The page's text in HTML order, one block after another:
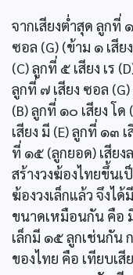
จากเสียงต่ำสุด ลูกที่
ซอล (G) (ข้าม ๑ เสีย
(C) ลูกที่ ๕ เสียง เร
ลูกที่ ๗ เสียง ซอล
(B) ลูกที่ ๑๐ เสียง โด
เสียง มี (E) ลูกที่ ๑๓
ที่ ๑๕ (ลูกยอด) เสียง
สร้างวงฆ้องไทยขึ้น
ฆ้องวงเล็กแล้ว จึงไ
ขนาดเหมือนกัน คือ
เล็กมี ๑๕ ลูกเช่นกัน
ของไทย คือ เทียบเสี